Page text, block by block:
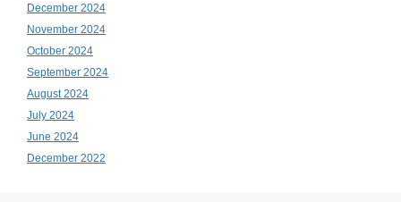
December 2024
November 2024
October 2024
September 2024
August 2024
July 2024
June 2024
December 2022